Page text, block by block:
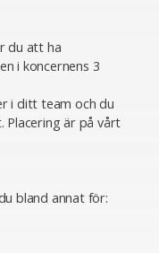
du att ha
i koncernens 3
i ditt team och du
Placering är på vårt
bland annat för: